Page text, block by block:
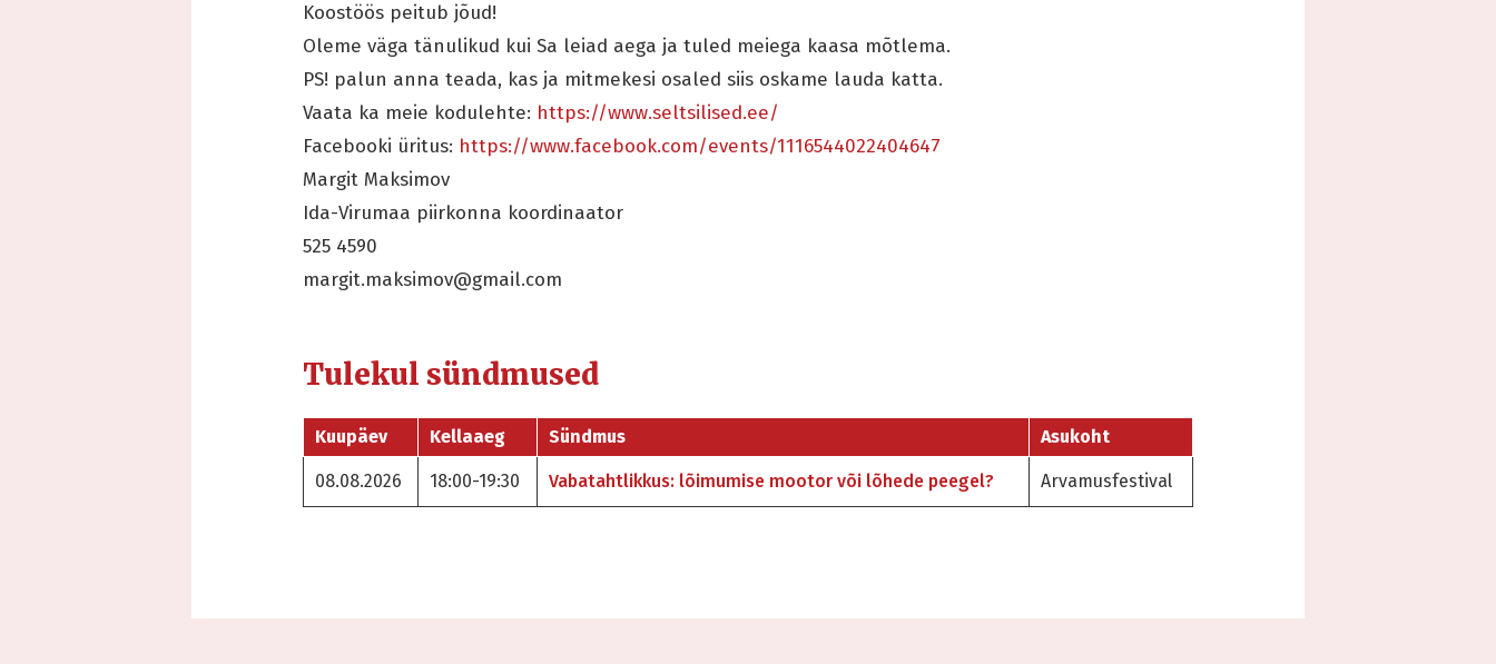
Koostöös peitub jõud!
Oleme väga tänulikud kui Sa leiad aega ja tuled meiega kaasa mõtlema.
PS! palun anna teada, kas ja mitmekesi osaled siis oskame lauda katta.
Vaata ka meie kodulehte: https://www.seltsilised.ee/
Facebooki üritus: https://www.facebook.com/events/1116544022404647
Margit Maksimov
Ida-Virumaa piirkonna koordinaator
525 4590
margit.maksimov@gmail.com
Tulekul sündmused
Kuupäev Kellaaeg Sündmus Asukoht
08.08.2026 18:00-19:30 Vabatahtlikkus: lõimumise mootor või lõhede peegel? Arvamusfestival